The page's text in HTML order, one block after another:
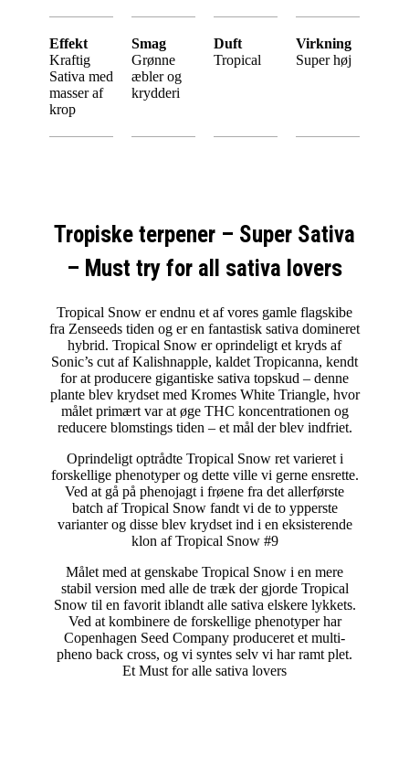
Effekt
Kraftig
Sativa med
masser af
krop
Smag
Grønne
æbler og
krydderi
Duft
Tropical
Virkning
Super høj
Tropiske terpener – Super Sativa
– Must try for all sativa lovers
Tropical Snow er endnu et af vores gamle flagskibe
fra Zenseeds tiden og er en fantastisk sativa domineret
hybrid. Tropical Snow er oprindeligt et kryds af
Sonic’s cut af Kalishnapple, kaldet Tropicanna, kendt
for at producere gigantiske sativa topskud – denne
plante blev krydset med Kromes White Triangle, hvor
målet primært var at øge THC koncentrationen og
reducere blomstings tiden – et mål der blev indfriet.
Oprindeligt optrådte Tropical Snow ret varieret i
forskellige phenotyper og dette ville vi gerne ensrette.
Ved at gå på phenojagt i frøene fra det allerførste
batch af Tropical Snow fandt vi de to ypperste
varianter og disse blev krydset ind i en eksisterende
klon af Tropical Snow #9
Målet med at genskabe Tropical Snow i en mere
stabil version med alle de træk der gjorde Tropical
Snow til en favorit iblandt alle sativa elskere lykkets.
Ved at kombinere de forskellige phenotyper har
Copenhagen Seed Company produceret et multi-
pheno back cross, og vi syntes selv vi har ramt plet.
Et Must for alle sativa lovers